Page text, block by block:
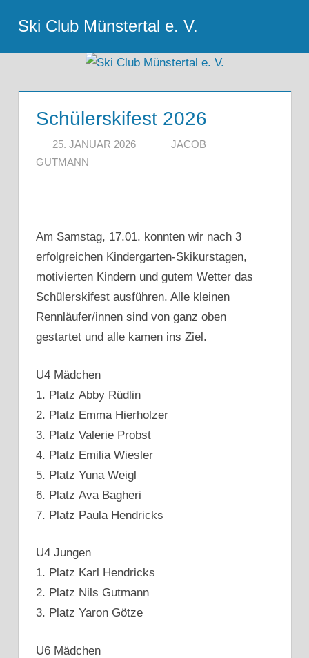
Inhalt
springen
Ski Club Münstertal e. V.
Schülerskifest 2026
25. JANUAR 2026
JACOB
GUTMANN
Am Samstag, 17.01. konnten wir nach 3
erfolgreichen Kindergarten-Skikurstagen,
motivierten Kindern und gutem Wetter das
Schülerskifest ausführen. Alle kleinen
Rennläufer/innen sind von ganz oben
gestartet und alle kamen ins Ziel.
U4 Mädchen
1. Platz Abby Rüdlin
2. Platz Emma Hierholzer
3. Platz Valerie Probst
4. Platz Emilia Wiesler
5. Platz Yuna Weigl
6. Platz Ava Bagheri
7. Platz Paula Hendricks
U4 Jungen
1. Platz Karl Hendricks
2. Platz Nils Gutmann
3. Platz Yaron Götze
U6 Mädchen